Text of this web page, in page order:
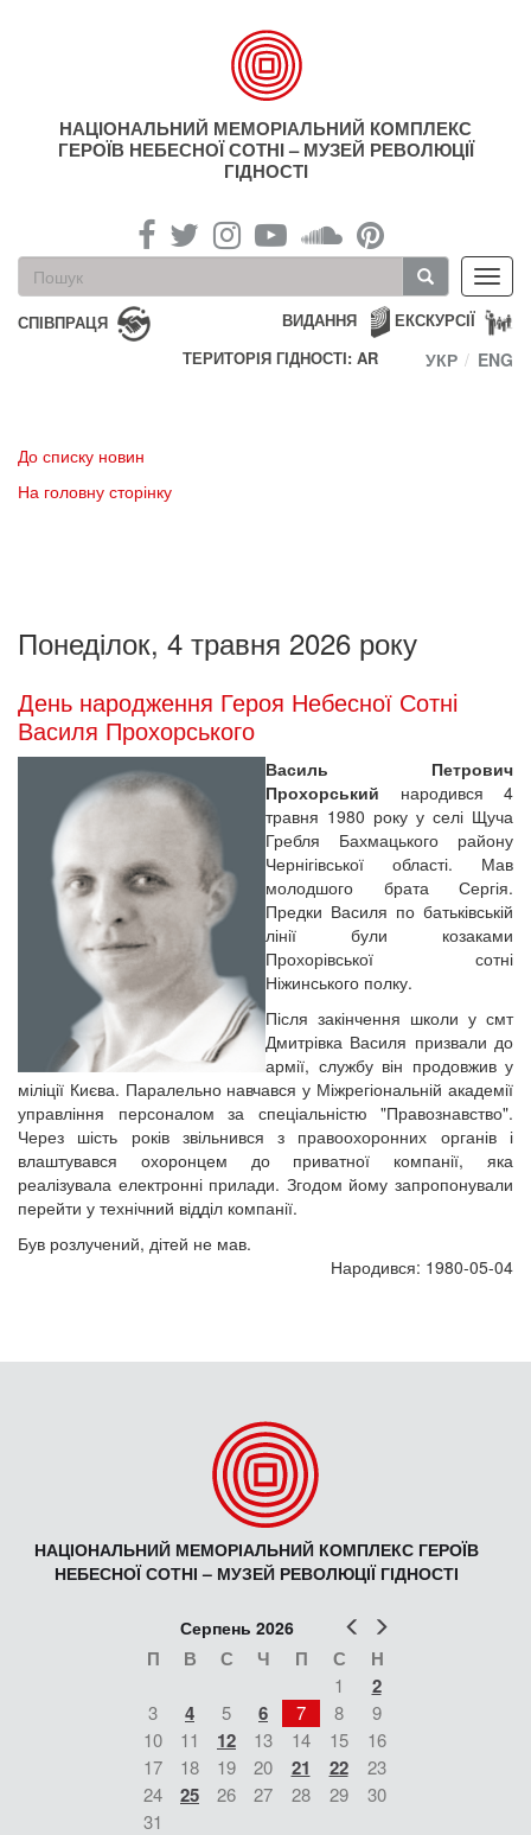
НАЦІОНАЛЬНИЙ МЕМОРІАЛЬНИЙ КОМПЛЕКС
ГЕРОЇВ НЕБЕСНОЇ СОТНІ – МУЗЕЙ РЕВОЛЮЦІЇ
ГІДНОСТІ
Пошукова
форма
Пошук
СПІВПРАЦЯ ЕКСКУРСІЇ
ВИДАННЯ
ТЕРИТОРІЯ ГІДНОСТІ: AR
УКР ENG
До списку новин
На головну сторінку
Понеділок, 4 травня 2026 року
День народження Героя Небесної Сотні
Василя Прохорського
Василь Петрович
Прохорський народився 4
травня 1980 року у селі Щуча
Гребля Бахмацького району
Чернігівської області. Мав
молодшого брата Сергія.
Предки Василя по батьківській
лінії були козаками
Прохорівської сотні
Ніжинського полку.
Після закінчення школи у смт
Дмитрівка Василя призвали до
армії, службу він продовжив у
міліції Києва. Паралельно навчався у Міжрегіональній академії
управління персоналом за спеціальністю "Правознавство".
Через шість років звільнився з правоохоронних органів і
влаштувався охоронцем до приватної компанії, яка
реалізувала електронні прилади. Згодом йому запропонували
перейти у технічний відділ компанії.
Був розлучений, дітей не мав.
Народився: 1980-05-04
НАЦІОНАЛЬНИЙ МЕМОРІАЛЬНИЙ КОМПЛЕКС ГЕРОЇВ
НЕБЕСНОЇ СОТНІ – МУЗЕЙ РЕВОЛЮЦІЇ ГІДНОСТІ
Попер
Серпень 2026
П В С Ч П С Н
1 2
3 4 5 6 7 8
9
10
11 12 13 14 15
16
17
18 19 20 21 22
23
24
25 26 27 28 29
30
31